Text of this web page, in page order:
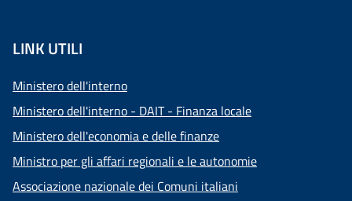
LINK UTILI
Ministero dell'interno
Ministero dell'interno - DAIT - Finanza locale
Ministero dell'economia e delle finanze
Ministro per gli affari regionali e le autonomie
Associazione nazionale dei Comuni italiani